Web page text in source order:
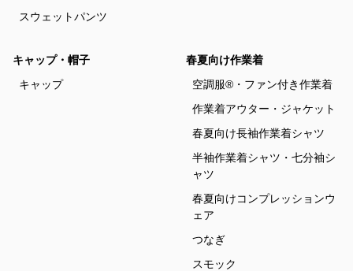
スウェットパンツ
キャップ・帽子
キャップ
春夏向け作業着
空調服®・ファン付き作業着
作業着アウター・ジャケット
春夏向け長袖作業着シャツ
半袖作業着シャツ・七分袖シ
ャツ
春夏向けコンプレッションウ
ェア
つなぎ
スモック